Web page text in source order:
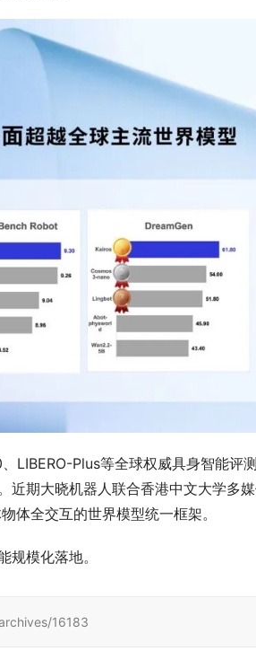
LIBERO-Plus等全球权威具身智能评
近期大晓机器人联合香港中文大学多
体全交互的世界模型统一框架。
模化落地。
16183